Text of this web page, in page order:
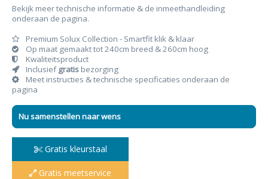
Bekijk meer technische informatie & de inmeethandleiding
onderaan de pagina.
Premium Solux Collection - Smartfit klik & klaar
Op maat gemaakt tot 240cm breed & 260cm hoog
Kwaliteitsproduct
Inclusiefgratis bezorging
Meet instructies & technische specificaties onderaan de
pagina
Nu samenstellen naar wens
Gratis kleurstaal
Gratis meetservice